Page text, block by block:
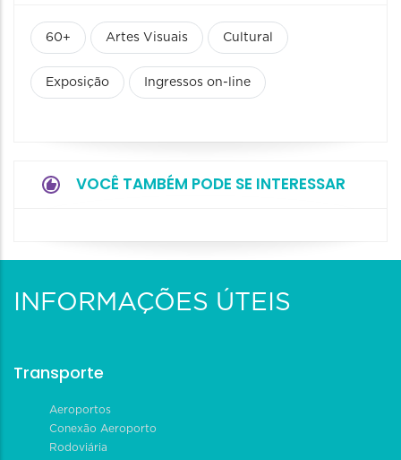
60+ Artes Visuais Cultural
Exposição Ingressos on-line
VOCÊ TAMBÉM PODE SE INTERESSAR
INFORMAÇÕES ÚTEIS
Transporte
Aeroportos
Conexão Aeroporto
Rodoviária